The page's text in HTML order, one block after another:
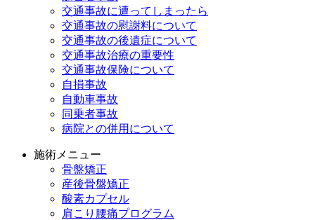
交通事故に遭ってしまったら
交通事故の慰謝料について
交通事故の後遺症について
交通事故治療の重要性
交通事故保険について
自損事故
自動車事故
同乗者事故
病院との併用について
施術メニュー
骨盤矯正
産後骨盤矯正
酸素カプセル
肩こり腰痛プログラム